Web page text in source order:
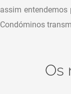
assim
Condóminos
Os